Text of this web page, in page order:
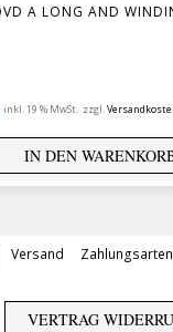
A LONG AND
inkl. 19 % MwSt. zzgl.
IN DEN
Versand Zahlungsarten
VERTRAG